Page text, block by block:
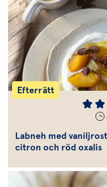
Efterrätt
Labneh med
citron och röd oxalis